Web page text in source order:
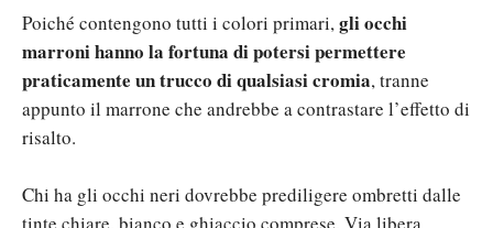
Poiché contengono tutti i colori primari,gli occhi
marroni hanno la fortuna di potersi permettere
praticamente un trucco di qualsiasi cromia, tranne
appunto il marrone che andrebbe a contrastare l’effetto di
risalto.
Chi ha gli occhi neri dovrebbe prediligere ombretti dalle